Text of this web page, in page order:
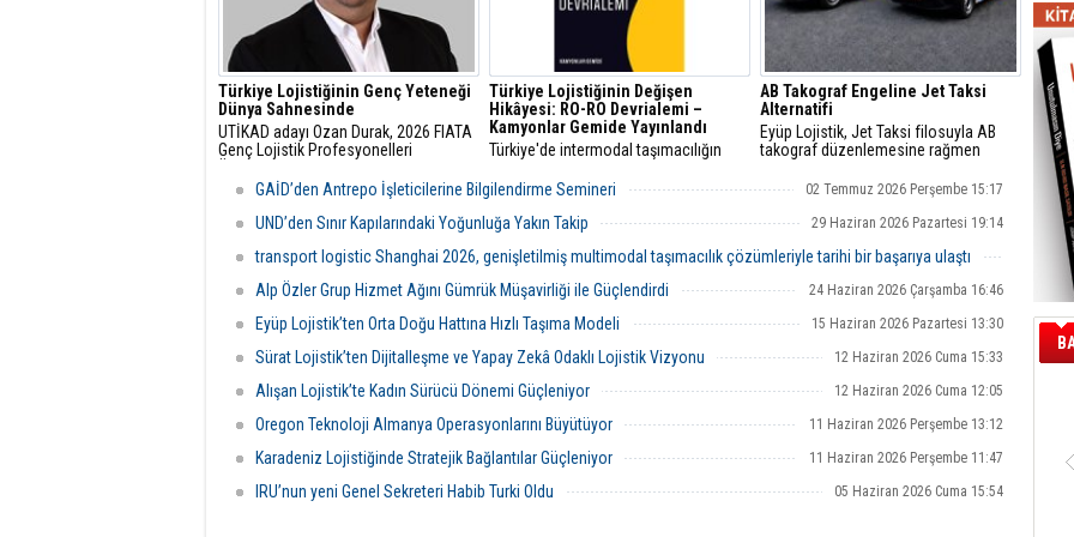
Türkiye Lojistiğinin Genç Yeteneği
Dünya Sahnesinde
UTİKAD adayı Ozan Durak, 2026 FIATA
Genç Lojistik Profesyonelleri
olarak Milano’da Türkiye’yi ve Avrupa
Bölgesi’ni temsil etmeye hak kazandı.
Türkiye Lojistiğinin Değişen
Hikâyesi: RO-RO Devrialemi –
Kamyonlar Gemide Yayınlandı
Türkiye'de intermodal taşımacılığın
düşünsel dönüşümüne ışık tutan RO-
okurlarla buluştu.
AB Takograf Engeline Jet Taksi
Alternatifi
Eyüp Lojistik, Jet Taksi filosuyla AB
takograf düzenlemesine rağmen
sürdürüyor.
GAİD’den Antrepo İşleticilerine Bilgilendirme Semineri 02 Temmuz 2026 Perşembe 15:17
UND’den Sınır Kapılarındaki Yoğunluğa Yakın Takip 29 Haziran 2026 Pazartesi 19:14
transport logistic Shanghai 2026, genişletilmiş multimodal taşımacılık çözümleriyle tarihi bir başarıya ulaştı
29 Haziran 2026 Pazartesi 14:08
Alp Özler Grup Hizmet Ağını Gümrük Müşavirliği ile Güçlendirdi 24 Haziran 2026 Çarşamba 16:46
Eyüp Lojistik’ten Orta Doğu Hattına Hızlı Taşıma Modeli 15 Haziran 2026 Pazartesi 13:30
Sürat Lojistik’ten Dijitalleşme ve Yapay Zekâ Odaklı Lojistik Vizyonu 12 Haziran 2026 Cuma 15:33
Alışan Lojistik’te Kadın Sürücü Dönemi Güçleniyor 12 Haziran 2026 Cuma 12:05
Oregon Teknoloji Almanya Operasyonlarını Büyütüyor 11 Haziran 2026 Perşembe 13:12
Karadeniz Lojistiğinde Stratejik Bağlantılar Güçleniyor 11 Haziran 2026 Perşembe 11:47
IRU’nun yeni Genel Sekreteri Habib Turki Oldu 05 Haziran 2026 Cuma 15:54